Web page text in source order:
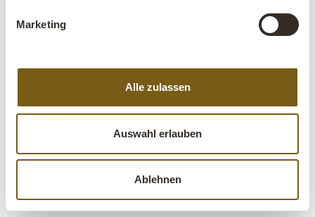
Marketing
Alle zulassen
Auswahl erlauben
Ablehnen
Trademark Living A/S | Niels Bohrs Vej 28 | 8660
info@trademarkliving.dk